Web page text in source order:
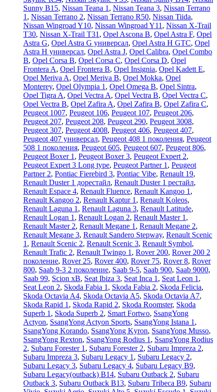
Sunny B15, Nissan Teana 1 , Nissan Teana 3, Nissan Terrano
1 , Nissan Terrano 2, Nissan Terrano R50, Nissan Tiida,
Nissan Wingroad Y10, Nissan Wingroad Y11 , Nissan X-Trail
T30, Nissan X-Trail T31 , Opel Ascona B, Opel Astra F, Opel
Astra G, Opel Astra G универсал, Opel Astra H GTC, Opel
Astra H универсал, Opel Astra J, Opel Calibra, Opel Combo
B, Opel Corsa B, Opel Corsa C, Opel Corsa D, Opel
Frontera A, Opel Frontera B, Opel Insignia, Opel Kadett E,
Opel Meriva A, Opel Meriva B, Opel Mokka, Opel
Monterey, Opel Olympia 1 , Opel Omega B, Opel Sintra,
Opel Tigra A, Opel Vectra A, Opel Vectra B, Opel Vectra C,
Opel Vectra В, Opel Zafira A, Opel Zafira B, Opel Zafira C,
Peugeot 1007, Peugeot 106, Peugeot 107, Peugeot 206,
Peugeot 207, Peugeot 208, Peugeot 290, Peugeot 3008,
Peugeot 307, Peugeot 4008, Peugeot 406, Peugeot 407,
Peugeot 407 универсал, Peugeot 408 1 поколения, Peugeot
508 1 поколения, Peugeot 605, Peugeot 607, Peugeot 806,
Peugeot Boxer 1 , Peugeot Boxer 3, Peugeot Expert 2,
Peugeot Expert 3 Long type, Peugeot Partner 1 , Peugeot
Partner 2, Pontiac Fierebird 3, Pontiac Vibe, Renault 19,
Renault Duster 1 дорестайл, Renault Duster 1 рестайл,
Renault Espace 4, Renault Fluence, Renault Kangoo 1 ,
Renault Kangoo 2, Renault Kaptur 1 , Renault Koleos,
Renault Laguna 1 , Renault Laguna 3, Renault Latitude,
Renault Logan 1 , Renault Logan 2, Renault Master 1 ,
Renault Master 2, Renault Megane 1 , Renault Megane 2,
Renault Megane 3, Renault Sandero Stepway, Renault Scenic
1 , Renault Scenic 2, Renault Scenic 3, Renault Symbol,
Renault Trafic 2, Renault Twingo 1 , Rover 200, Rover 200 2
поколение, Rover 25, Rover 400, Rover 75, Rover 8, Rover
800, Saab 9-3 2 поколение, Saab 9-5, Saab 900, Saab 9000,
Saab 99, Scion xB, Seat Ibiza 3, Seat Inca 1 , Seat Leon 1 ,
Seat Leon 2, Skoda Fabia 1 , Skoda Fabia 2, Skoda Felicia,
Skoda Octavia A4, Skoda Octavia A5, Skoda Octavia A7,
Skoda Rapid 1 , Skoda Rapid 2, Skoda Roomster, Skoda
Superb 1 , Skoda Superb 2, Smart Fortwo, SsangYong
Actyon, SsangYong Actyon Sports, SsangYong Istana 1 ,
SsangYong Korando, SsangYong Kyron, SsangYong Musso,
SsangYong Rexton, SsangYong Rodius 1 , SsangYong Rodius
2, Subaru Forester 1 , Subaru Forester 2, Subaru Impreza 2,
Subaru Impreza 3, Subaru Legacy 1 , Subaru Legacy 2,
Subaru Legacy 3, Subaru Legacy 4, Subaru Legacy B9,
Subaru Legacy(outback) B14, Subaru Outback 2, Subaru
Outback 3, Subaru Outback B13, Subaru Tribeca B9, Subaru